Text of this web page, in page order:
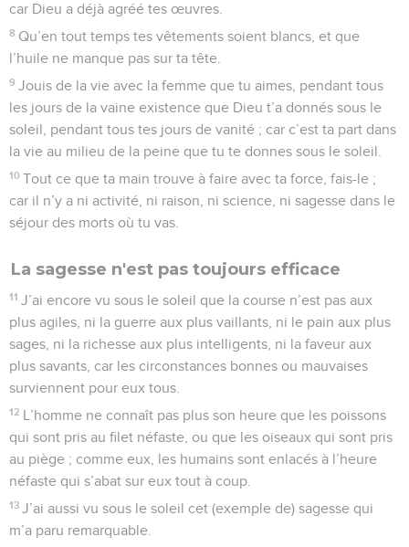
car Dieu a déjà agréé tes œuvres.
8 Qu’en tout temps tes vêtements soient blancs, et que
l’huile ne manque pas sur ta tête.
9 Jouis de la vie avec la femme que tu aimes, pendant tous
les jours de la vaine existence que Dieu t’a donnés sous le
soleil, pendant tous tes jours de vanité ; car c’est ta part dans
la vie au milieu de la peine que tu te donnes sous le soleil.
10 Tout ce que ta main trouve à faire avec ta force, fais-le ;
car il n’y a ni activité, ni raison, ni science, ni sagesse dans le
séjour des morts où tu vas.
La sagesse n'est pas toujours efficace
11 J’ai encore vu sous le soleil que la course n’est pas aux
plus agiles, ni la guerre aux plus vaillants, ni le pain aux plus
sages, ni la richesse aux plus intelligents, ni la faveur aux
plus savants, car les circonstances bonnes ou mauvaises
surviennent pour eux tous.
12 L’homme ne connaît pas plus son heure que les poissons
qui sont pris au filet néfaste, ou que les oiseaux qui sont pris
au piège ; comme eux, les humains sont enlacés à l’heure
néfaste qui s’abat sur eux tout à coup.
13 J’ai aussi vu sous le soleil cet (exemple de) sagesse qui
m’a paru remarquable.